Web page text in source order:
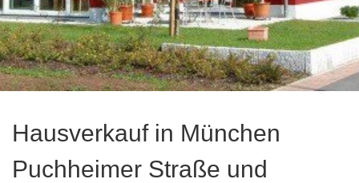
Hausverkauf in München
Puchheimer Straße und